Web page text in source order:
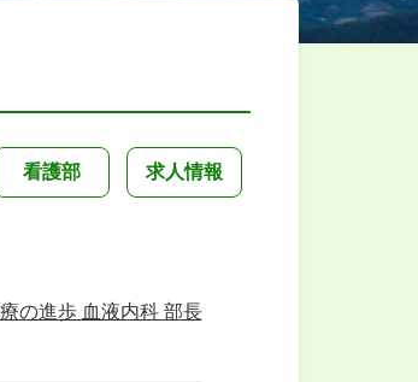
看護部 求人情報
の進歩 血液内科 部長